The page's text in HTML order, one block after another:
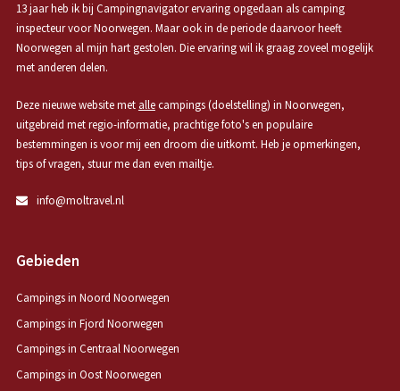
13 jaar heb ik bij Campingnavigator ervaring opgedaan als camping
inspecteur voor Noorwegen. Maar ook in de periode daarvoor heeft
Noorwegen al mijn hart gestolen. Die ervaring wil ik graag zoveel mogelijk
met anderen delen.
Deze nieuwe website met allecampings (doelstelling) in Noorwegen,
uitgebreid met regio-informatie, prachtige foto's en populaire
bestemmingen is voor mij een droom die uitkomt. Heb je opmerkingen,
tips of vragen, stuur me dan even mailtje.
info@moltravel.nl
Gebieden
Campings in Noord Noorwegen
Campings in Fjord Noorwegen
Campings in Centraal Noorwegen
Campings in Oost Noorwegen